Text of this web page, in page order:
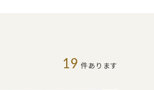
19 件あります